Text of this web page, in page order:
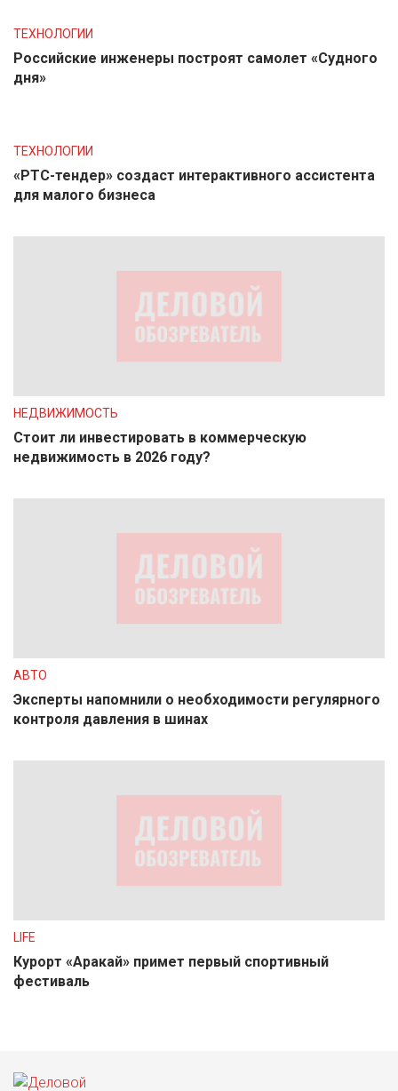
ТЕХНОЛОГИИ
Российские инженеры построят самолет «Судного
дня»
ТЕХНОЛОГИИ
«РТС-тендер» создаст интерактивного ассистента
для малого бизнеса
НЕДВИЖИМОСТЬ
Стоит ли инвестировать в коммерческую
недвижимость в 2026 году?
АВТО
Эксперты напомнили о необходимости регулярного
контроля давления в шинах
LIFE
Курорт «Аракай» примет первый спортивный
фестиваль